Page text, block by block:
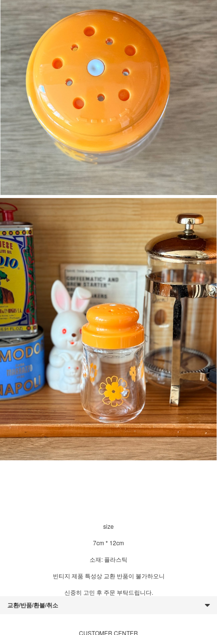
size
7cm * 12cm
소재: 플라스틱
빈티지 제품 특성상 교환 반품이 불가하오니
신중히 고민 후 주문 부탁드립니다.
교환/반품/환불/취소
CUSTOMER CENTER